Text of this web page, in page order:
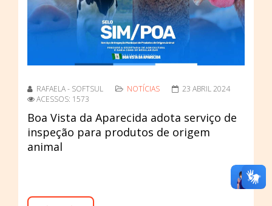
RAFAELA - SOFTSUL NOTÍCIAS
23 ABRIL 2024
ACESSOS: 1573
Boa Vista da Aparecida adota serviço de
inspeção para produtos de origem
animal